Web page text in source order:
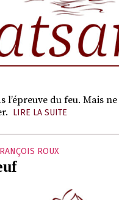
l’épreuve du feu. Mais
LIRE LA SUITE
ROUX